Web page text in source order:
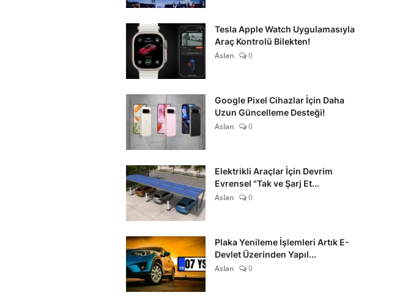
Tesla Apple Watch Uygulamasıyla
Araç Kontrolü Bilekten!
Aslan
0
Google Pixel Cihazlar İçin Daha
Uzun Güncelleme Desteği!
Aslan
0
Elektrikli Araçlar İçin Devrim
Evrensel "Tak ve Şarj Et...
Aslan
0
Plaka Yenileme İşlemleri Artık E-
Devlet Üzerinden Yapıl...
Aslan
0